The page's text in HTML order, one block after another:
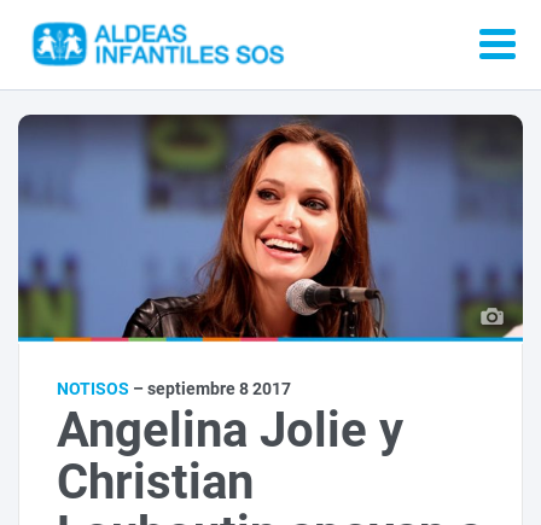
NOTISOS – septiembre 8 2017
Angelina Jolie y
Christian